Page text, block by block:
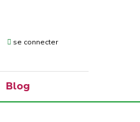
se connecter
Blog